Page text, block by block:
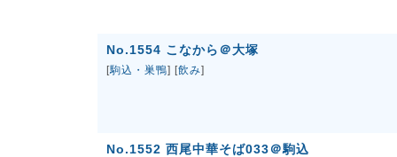
No.1554 こなから＠大塚
[駒込・巣鴨] [飲み]
No.1552 西尾中華そば033＠駒込